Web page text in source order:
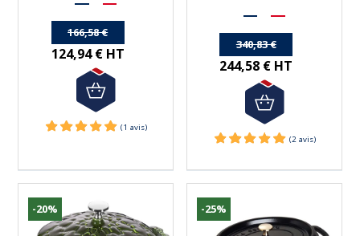
166,58 €
124,94 € HT
340,83 €
244,58 € HT
-20% -25%